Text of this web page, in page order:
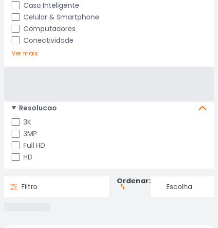
Casa Inteligente
Celular & Smartphone
Computadores
Conectividade
Ver mais
Resolucao
3K
3MP
Full HD
HD
Filtro
Ordenar: